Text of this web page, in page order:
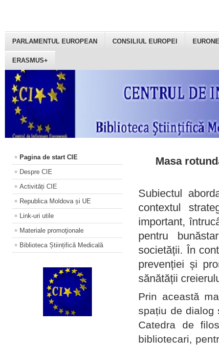
PARLAMENTUL EUROPEAN CONSILIUL EUROPEI
ERASMUS+
Pagina de start CIE
Despre CIE
Activități CIE
Republica Moldova și UE
Link-uri utile
Materiale promoţionale
Biblioteca Științifică Medicală
Masa
Subiectul
contextul
important,
pentru
societății. În
prevenției și
sănătății
Prin această
spațiu de dialog
Catedra de
bibliotecari,